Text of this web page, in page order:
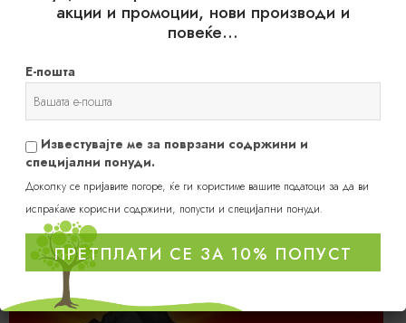
probotalife
акции и промоции, нови производи и
повеќе…
Е-пошта
Известувајте ме за поврзани содржини и
специјални понуди.
Доколку се пријавите погоре, ќе ги користиме вашите податоци за да ви
испраќаме корисни содржини, попусти и специјални понуди.
ПРЕТПЛАТИ СЕ ЗА 10% ПОПУСТ